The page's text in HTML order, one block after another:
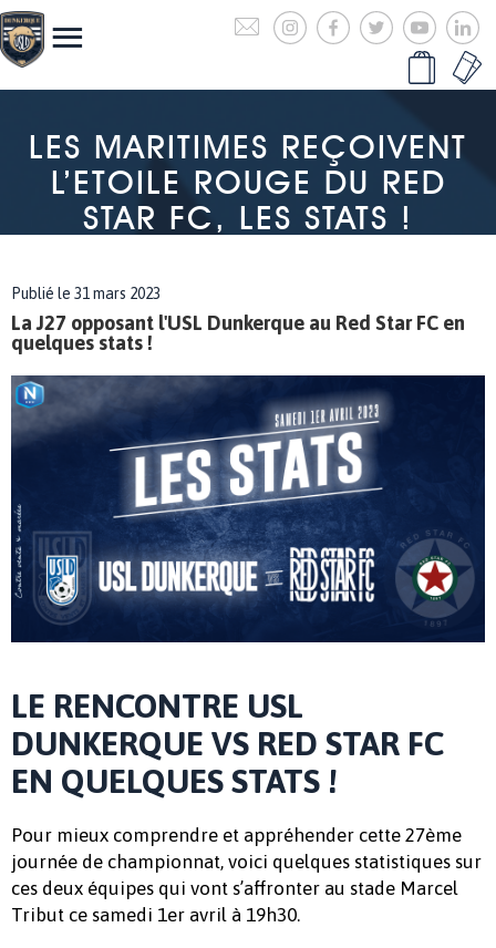
LES MARITIMES REÇOIVENT
L’ETOILE ROUGE DU RED
STAR FC, LES STATS !
Publié le 31 mars 2023
La J27 opposant l'USL Dunkerque au Red Star FC en
quelques stats !
LE RENCONTRE USL
DUNKERQUE VS RED STAR FC
EN QUELQUES STATS !
Pour mieux comprendre et appréhender cette 27ème
journée de championnat, voici quelques statistiques sur
ces deux équipes qui vont s’affronter au stade Marcel
Tribut ce samedi 1er avril à 19h30.